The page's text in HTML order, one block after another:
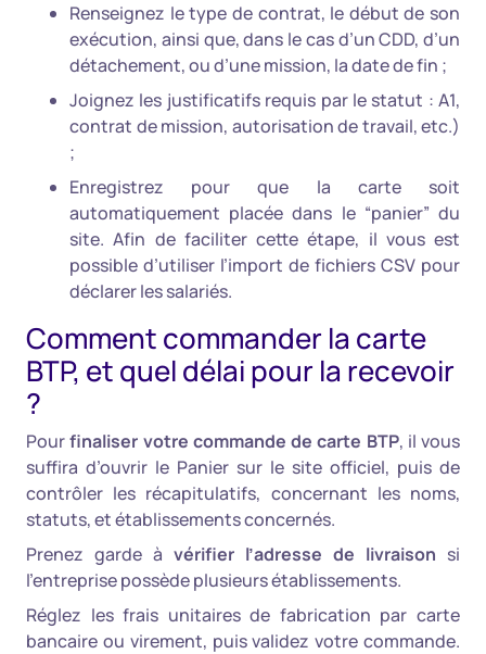
Renseignez le type de contrat, le début de son
exécution, ainsi que, dans le cas d’un CDD, d’un
détachement, ou d’une mission, la date de fin ;
Joignez les justificatifs requis par le statut : A1,
contrat de mission, autorisation de travail, etc.)
;
Enregistrez pour que la carte soit
automatiquement placée dans le “panier” du
site. Afin de faciliter cette étape, il vous est
possible d’utiliser l’import de fichiers CSV pour
déclarer les salariés.
Comment commander la carte
BTP, et quel délai pour la recevoir
?
Pourfinaliser votre commande de carte BTP, il vous
suffira d’ouvrir le Panier sur le site officiel, puis de
contrôler les récapitulatifs, concernant les noms,
statuts, et établissements concernés.
Prenez garde à vérifier l’adresse de livraison si
l’entreprise possède plusieurs établissements.
Réglez les frais unitaires de fabrication par carte
bancaire ou virement, puis validez votre commande.